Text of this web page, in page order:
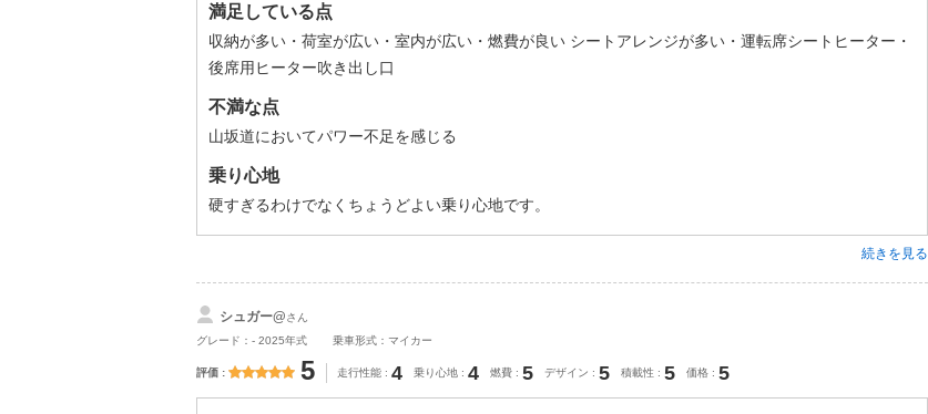
満足している点
収納が多い・荷室が広い・室内が広い・燃費が良い シートアレンジが多い・運転席シートヒーター・
後席用ヒーター吹き出し口
不満な点
山坂道においてパワー不足を感じる
乗り心地
硬すぎるわけでなくちょうどよい乗り心地です。
続きを見る
シュガー@さん
グレード：- 2025年式
乗車形式：マイカー
評価 5 走行性能 4 乗り心地 4 燃費 5 デザイン 5 積載性 5 価格 5